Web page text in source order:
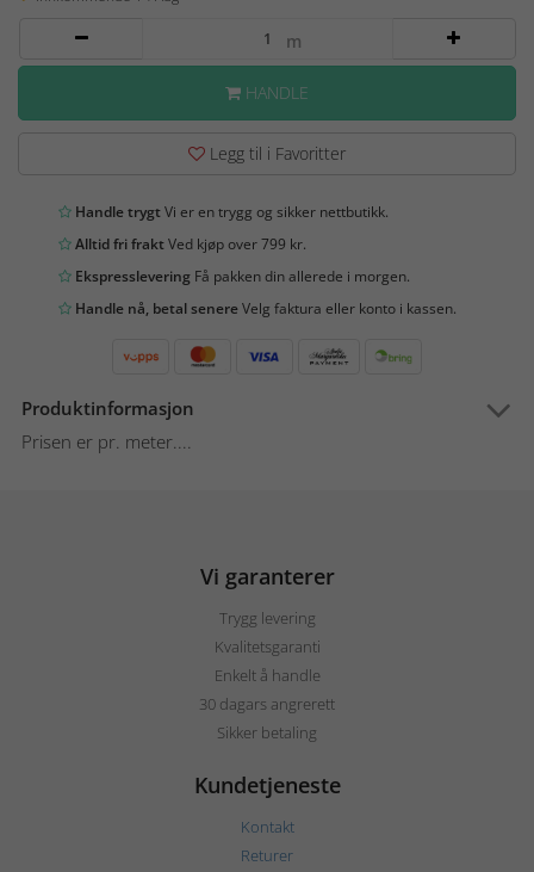
m
HANDLE
Legg til i Favoritter
Handle trygtVi er en trygg og sikker nettbutikk.
Alltid fri fraktVed kjøp over 799 kr.
Ekspresslevering Få pakken din allerede i morgen.
Handle nå, betal senereVelg faktura eller konto i kassen.
Produktinformasjon
Prisen er pr. meter....
Vi garanterer
Trygg levering
Kvalitetsgaranti
Enkelt å handle
30 dagars angrerett
Sikker betaling
Kundetjeneste
Kontakt
Returer